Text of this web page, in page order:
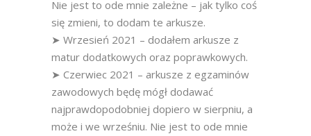
Nie jest to ode mnie zależne – jak tylko coś
się zmieni, to dodam te arkusze.
➤ Wrzesień 2021 – dodałem arkusze z
matur dodatkowych oraz poprawkowych.
➤ Czerwiec 2021 – arkusze z egzaminów
zawodowych będę mógł dodawać
najprawdopodobniej dopiero w sierpniu, a
może i we wrześniu. Nie jest to ode mnie